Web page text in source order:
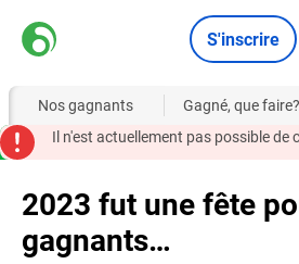
S'inscrire
Nos gagnants Gagné, que faire?
Il n'est actuellement pas possible de
2023 fut une fête
gagnants…